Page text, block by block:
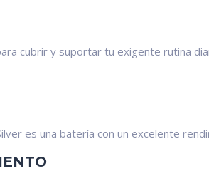
cubrir y suportar tu exigente rutina
es una batería con un excelente